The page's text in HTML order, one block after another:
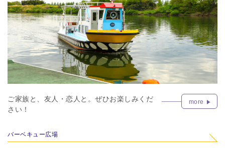
ご家族と、友人・恋人と。ぜひお楽しみくだ
さい！
more
バーベキュー広場